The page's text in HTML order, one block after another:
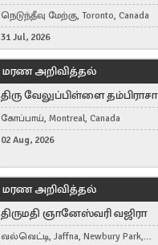
நெடுந்தீவு மேற்கு, Toronto, Canada
31 Jul, 2026
மரண அறிவித்தல்
திரு வேலுப்பிள்ளை தம்பிராசா
கோப்பாய், Montreal, Canada
02 Aug, 2026
மரண அறிவித்தல்
திருமதி ஞானேஸ்வரி வஜிரா
வல்வெட்டி, Jaffna, Newbury Park,